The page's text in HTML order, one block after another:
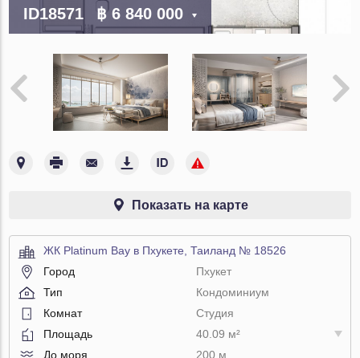
ID18571 ฿ 6 840 000
Показать на карте
ЖК Platinum Bay в Пхукете, Таиланд № 18526
Город
Пхукет
Тип
Кондоминиум
Комнат
Студия
Площадь
40.09 м²
До моря
200 м